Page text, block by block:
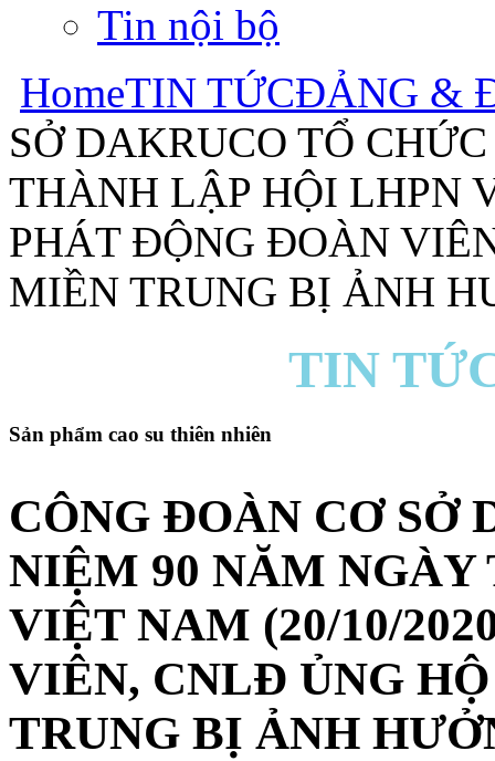
Tin nội bộ
HomeTIN TỨCĐẢNG &
SỞ DAKRUCO TỔ
THÀNH LẬP HỘI LHPN
PHÁT ĐỘNG ĐOÀN
MIỀN TRUNG BỊ ẢNH
TIN
Sản phẩm cao su thiên nhiên
CÔNG ĐOÀN CƠ SỞ
NIỆM 90 NĂM
VIỆT NAM (20/10/
VIÊN, CNLĐ ỦNG
TRUNG BỊ ẢNH